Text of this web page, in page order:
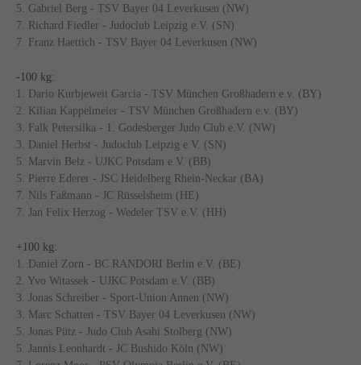
5. Gabriel Berg - TSV Bayer 04 Leverkusen (NW)
7. Richard Fiedler - Judoclub Leipzig e.V. (SN)
7. Franz Haettich - TSV Bayer 04 Leverkusen (NW)
-100 kg:
1. Dario Kurbjeweit Garcia - TSV München Großhadern e.v. (BY)
2. Kilian Kappelmeier - TSV München Großhadern e.v. (BY)
3. Falk Petersilka - 1. Godesberger Judo Club e.V. (NW)
3. Daniel Herbst - Judoclub Leipzig e.V. (SN)
5. Marvin Belz - UJKC Potsdam e.V. (BB)
5. Pierre Ederer - JSC Heidelberg Rhein-Neckar (BA)
7. Nils Faßmann - JC Rüsselsheim (HE)
7. Jan Felix Herzog - Wedeler TSV e.V. (HH)
+100 kg:
1. Daniel Zorn - BC RANDORI Berlin e.V. (BE)
2. Yvo Witassek - UJKC Potsdam e.V. (BB)
3. Jonas Schreiber - Sport-Union Annen (NW)
3. Marc Schatten - TSV Bayer 04 Leverkusen (NW)
5. Jonas Pütz - Judo Club Asahi Stolberg (NW)
5. Jannis Leonhardt - JC Bushido Köln (NW)